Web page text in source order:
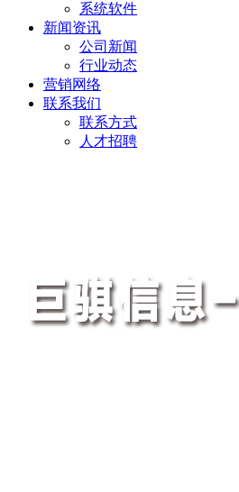
系统软件
新闻资讯
公司新闻
行业动态
营销网络
联系我们
联系方式
人才招聘